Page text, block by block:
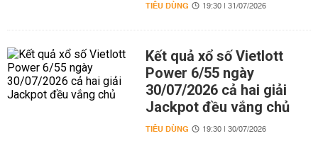
TIÊU DÙNG 19:30 | 31/07/2026
Kết quả xổ số Vietlott
Power 6/55 ngày
30/07/2026 cả hai giải
Jackpot đều vắng chủ
TIÊU DÙNG 19:30 | 30/07/2026